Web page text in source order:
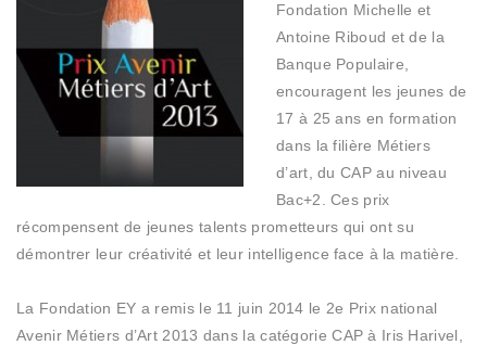
Fondation Michelle et
Antoine Riboud et de la
Banque Populaire,
encouragent les jeunes de
17 à 25 ans en formation
dans la filière Métiers
d’art, du CAP au niveau
Bac+2. Ces prix
récompensent de jeunes talents prometteurs qui ont su
démontrer leur créativité et leur intelligence face à la matière.
La Fondation EY a remis le 11 juin 2014 le 2e Prix national
Avenir Métiers d’Art 2013 dans la catégorie CAP à Iris Harivel,